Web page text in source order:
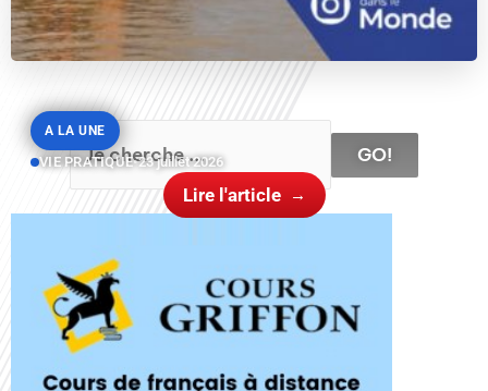
A LA UNE
VIE PRATIQUE•23 juillet 2026
Lire l'article
GO!